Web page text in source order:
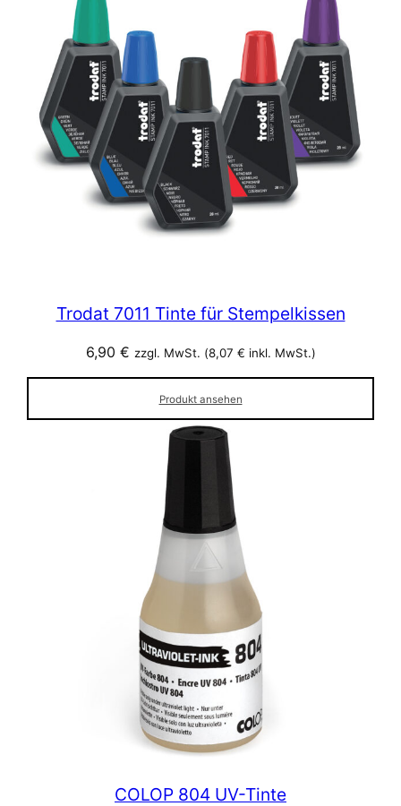
Trodat 7011 Tinte für Stempelkissen
6,90 € zzgl. MwSt. (8,07 € inkl. MwSt.)
Produkt ansehen
COLOP 804 UV-Tinte